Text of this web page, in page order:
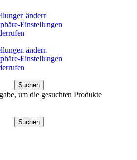
ändern
Einstellungen
ändern
Einstellungen
Suchen
um die gesuchten Produkte
Suchen